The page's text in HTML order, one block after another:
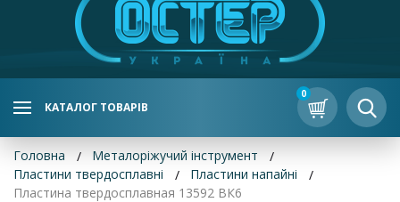
КАТАЛОГ ТОВАРІВ
0
Головна
Металоріжучий інструмент
Пластини твердосплавні
Пластини напайні
Пластина твердосплавная 13592 ВК6